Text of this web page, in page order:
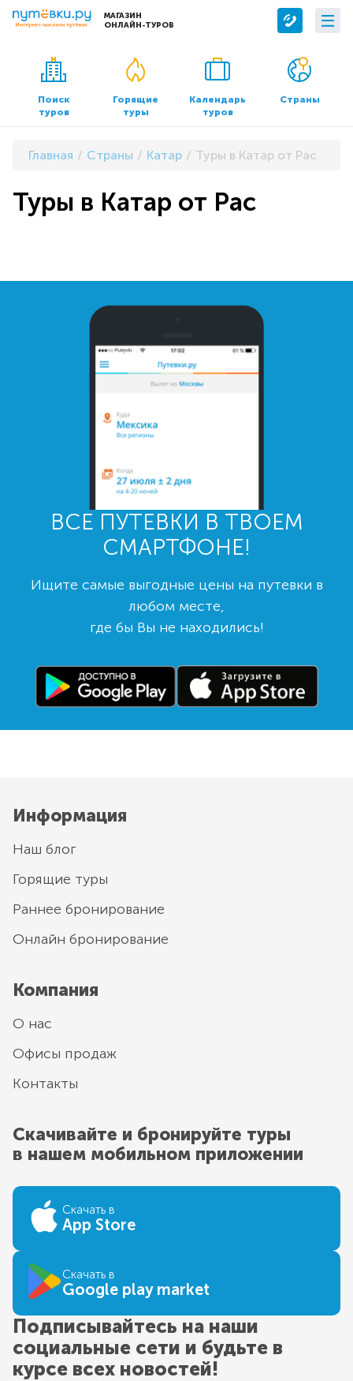
МАГАЗИН
ОНЛАЙН-ТУРОВ
Сервисы
Бронирование отелей
Трансфер
О компании
О нас
Контакты
Документы и реквизиты
Офисы продаж
Поиск
туров
Горящие
туры
Календарь
туров
Страны
Главная Страны Катар Туры в Катар от Pac
Туры в Катар от Pac
ВСЕ ПУТЕВКИ В ТВОЕМ
СМАРТФОНЕ!
Ищите самые выгодные цены на путевки в
любом месте,
где бы Вы не находились!
Информация
Наш блог
Горящие туры
Раннее бронирование
Онлайн бронирование
Компания
О нас
Офисы продаж
Контакты
Скачивайте и бронируйте туры
в нашем мобильном приложении
Скачать в
App Store
Скачать в
Google play market
Подписывайтесь на наши
социальные сети и будьте в
курсе всех новостей!